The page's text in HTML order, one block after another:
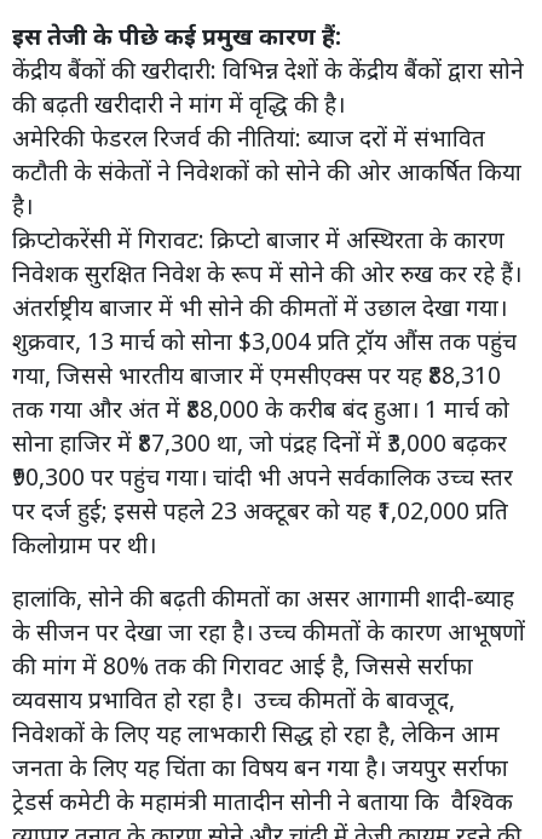
इस तेजी के पीछे कई प्रमुख कारण हैं:
केंद्रीय बैंकों की खरीदारी: विभिन्न देशों के केंद्रीय बैंकों द्वारा सोने
की बढ़ती खरीदारी ने मांग में वृद्धि की है।
अमेरिकी फेडरल रिजर्व की नीतियां: ब्याज दरों में संभावित
कटौती के संकेतों ने निवेशकों को सोने की ओर आकर्षित किया
है।
क्रिप्टोकरेंसी में गिरावट: क्रिप्टो बाजार में अस्थिरता के कारण
निवेशक सुरक्षित निवेश के रूप में सोने की ओर रुख कर रहे हैं।
अंतर्राष्ट्रीय बाजार में भी सोने की कीमतों में उछाल देखा गया।
शुक्रवार, 13 मार्च को सोना $3,004 प्रति ट्रॉय औंस तक पहुंच
गया, जिससे भारतीय बाजार में एमसीएक्स पर यह ₹88,310
तक गया और अंत में ₹88,000 के करीब बंद हुआ। 1 मार्च को
सोना हाजिर में ₹87,300 था, जो पंद्रह दिनों में ₹3,000 बढ़कर
₹90,300 पर पहुंच गया। चांदी भी अपने सर्वकालिक उच्च स्तर
पर दर्ज हुई; इससे पहले 23 अक्टूबर को यह ₹1,02,000 प्रति
किलोग्राम पर थी।
हालांकि, सोने की बढ़ती कीमतों का असर आगामी शादी-ब्याह
के सीजन पर देखा जा रहा है। उच्च कीमतों के कारण आभूषणों
की मांग में 80% तक की गिरावट आई है, जिससे सर्राफा
व्यवसाय प्रभावित हो रहा है। उच्च कीमतों के बावजूद,
निवेशकों के लिए यह लाभकारी सिद्ध हो रहा है, लेकिन आम
जनता के लिए यह चिंता का विषय बन गया है। जयपुर सर्राफा
ट्रेडर्स कमेटी के महामंत्री मातादीन सोनी ने बताया कि वैश्विक